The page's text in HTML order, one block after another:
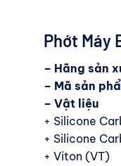
Phớt Máy
– Hãng sản
– Mã sản
– Vật liệu
+ Silicone
+ Silicone
+ Viton (VT)